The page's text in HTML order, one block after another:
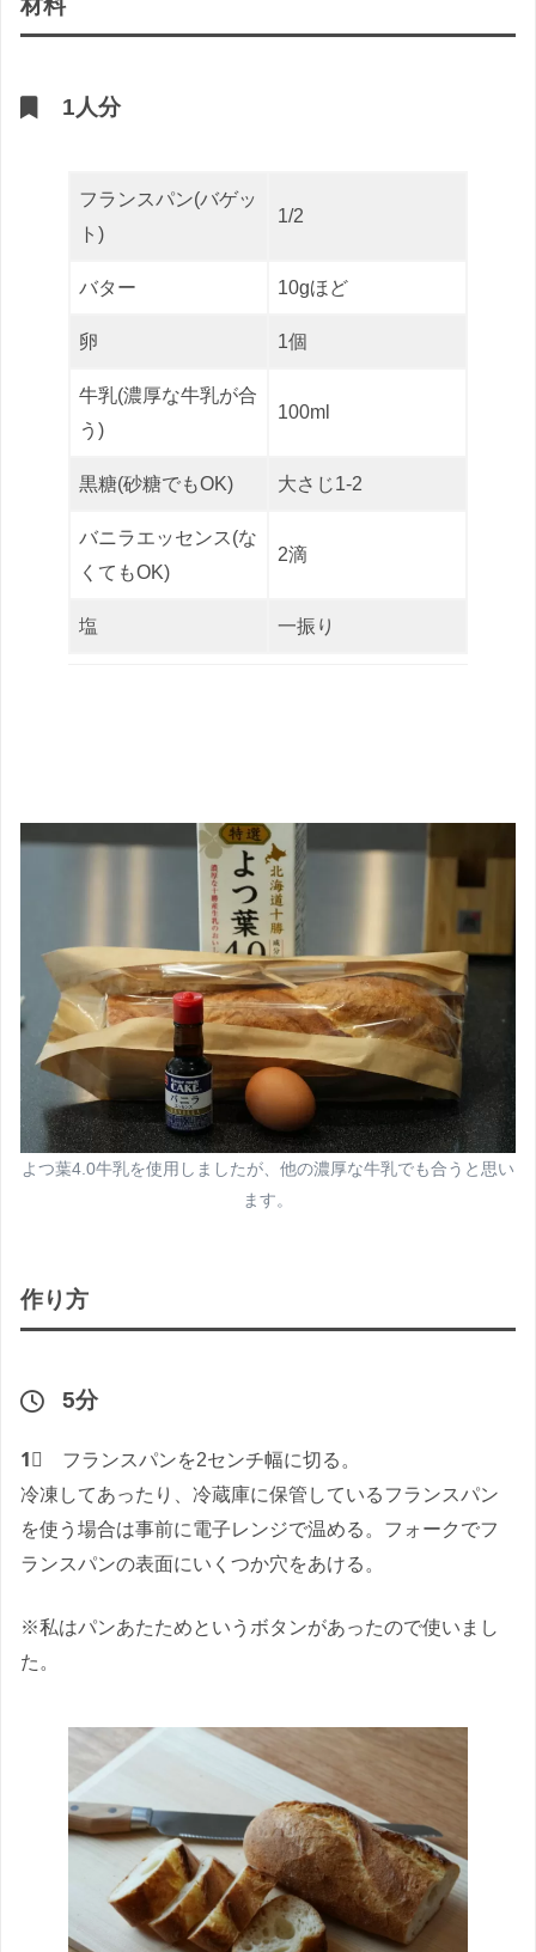
材料
1人分
フランスパン(バゲッ
ト)
1/2
バター 10gほど
卵 1個
牛乳(濃厚な牛乳が合
う)
100ml
黒糖(砂糖でもOK) 大さじ1-2
バニラエッセンス(な
くてもOK)
2滴
塩 一振り
よつ葉4.0牛乳を使用しましたが、他の濃厚な牛乳でも合うと思い
ます。
作り方
5分
1⃣
フランスパンを2センチ幅に切る。
冷凍してあったり、冷蔵庫に保管しているフランスパン
を使う場合は事前に電子レンジで温める。フォークでフ
ランスパンの表面にいくつか穴をあける。
※私はパンあたためというボタンがあったので使いまし
た。